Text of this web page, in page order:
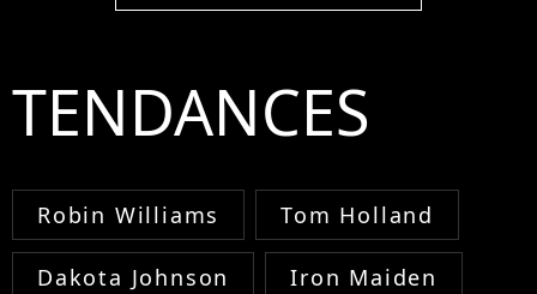
TENDANCES
Robin Williams Tom Holland
Dakota Johnson Iron Maiden